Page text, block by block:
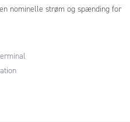
nominelle strøm og spænding for